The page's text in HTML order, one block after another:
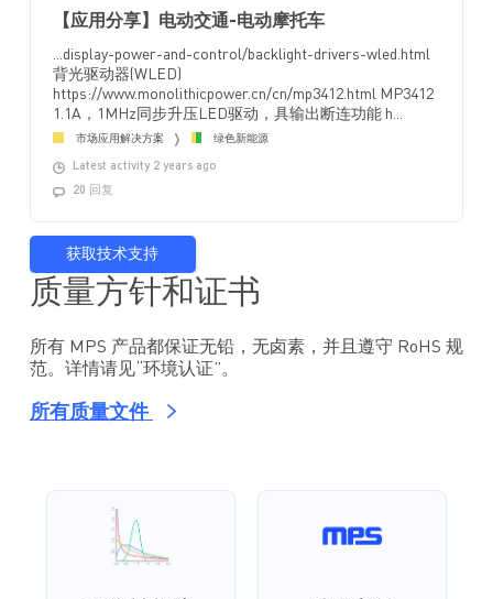
【应用分享】电动交通-电动摩托车
...display-power-and-control/backlight-drivers-wled.html
背光驱动器(WLED)
https://www.monolithicpower.cn/cn/mp3412.html MP3412
1.1A，1MHz同步升压LED驱动，具输出断连功能 h...
市场应用解决方案 绿色新能源
Latest activity 2 years ago
20 回复
获取技术支持
质量方针和证书
所有 MPS 产品都保证无铅，无卤素，并且遵守 RoHS 规
范。详情请见“环境认证”。
所有质量文件